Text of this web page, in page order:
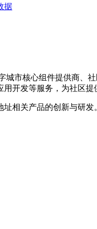
据
城市核心组件提供商
开发等服务，为社区
相关产品的创新与研发